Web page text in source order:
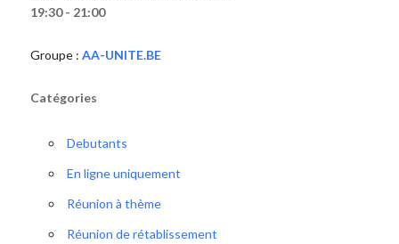
19:30 - 21:00
Groupe : AA-UNITE.BE
Catégories
Debutants
En ligne uniquement
Réunion à thème
Réunion de rétablissement